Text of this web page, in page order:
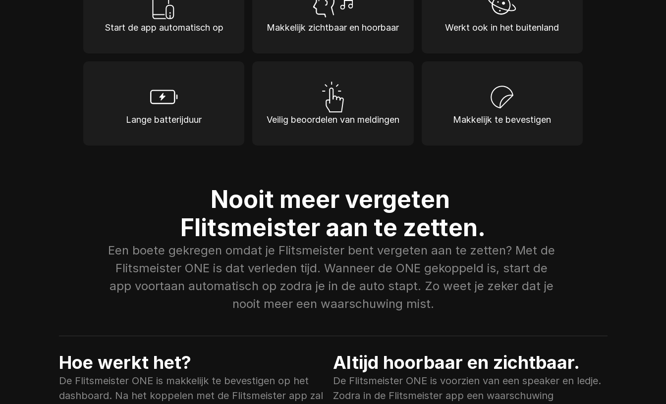
Start de app automatisch op Makkelijk zichtbaar en hoorbaar Werkt ook in het buitenland
Lange batterijduur Veilig beoordelen van meldingen Makkelijk te bevestigen
Nooit meer vergeten
Flitsmeister aan te zetten.
Een boete gekregen omdat je Flitsmeister bent vergeten aan te zetten? Met de
Flitsmeister ONE is dat verleden tijd. Wanneer de ONE gekoppeld is, start de
app voortaan automatisch op zodra je in de auto stapt. Zo weet je zeker dat je
nooit meer een waarschuwing mist.
Hoe werkt het?
De Flitsmeister ONE is makkelijk te bevestigen op het
dashboard. Na het koppelen met de Flitsmeister app zal
Altijd hoorbaar en zichtbaar.
De Flitsmeister ONE is voorzien van een speaker en ledje.
Zodra in de Flitsmeister app een waarschuwing